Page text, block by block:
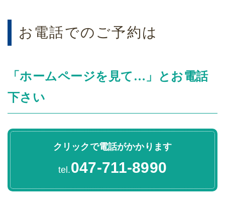
お電話でのご予約は
「ホームページを見て…」とお電話
下さい
クリックで電話がかかります
tel.047-711-8990